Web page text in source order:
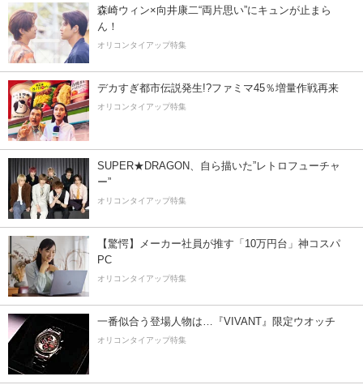
森崎ウィン×向井康二“両片思い”にキュンが止まら
ん！
オリコンタイアップ特集
デカすぎ都市伝説発生!?ファミマ45％増量作戦再来
オリコンタイアップ特集
SUPER★DRAGON、自ら描いた”レトロフューチャ
ー”
オリコンタイアップ特集
【驚愕】メーカー社員が推す「10万円台」神コスパ
PC
オリコンタイアップ特集
一番似合う登場人物は…『VIVANT』限定ウオッチ
オリコンタイアップ特集